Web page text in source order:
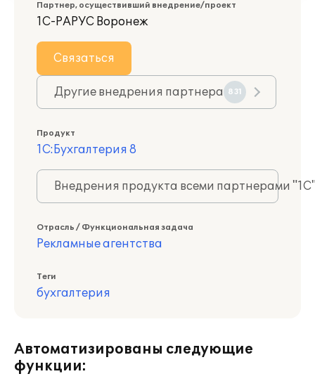
Партнер, осуществивший внедрение/проект
1С-РАРУС Воронеж
Связаться
Другие внедрения партнера 831
Продукт
1С:Бухгалтерия 8
Внедрения продукта всеми партнерами
Отрасль / Функциональная задача
Рекламные агентства
Теги
бухгалтерия
Автоматизированы следующие
функции: